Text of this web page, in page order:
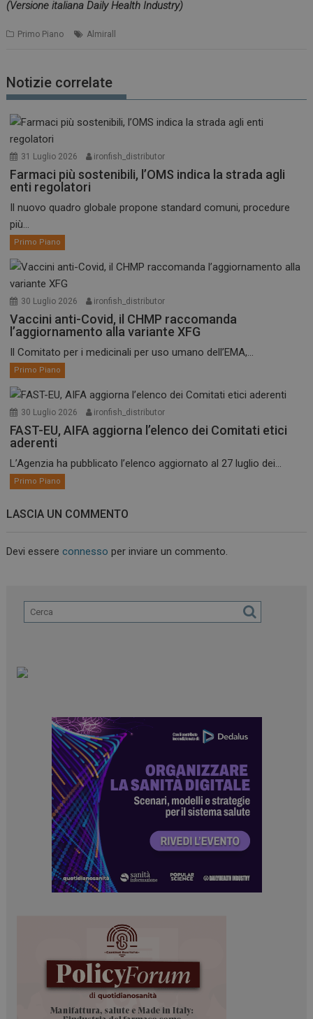
(Versione italiana Daily Health Industry)
Primo Piano Almirall
Notizie correlate
31 Luglio 2026 ironfish_distributor
Farmaci più sostenibili, l’OMS indica la strada agli
enti regolatori
Il nuovo quadro globale propone standard comuni, procedure
più...
Primo Piano
30 Luglio 2026 ironfish_distributor
Vaccini anti-Covid, il CHMP raccomanda
l’aggiornamento alla variante XFG
Il Comitato per i medicinali per uso umano dell’EMA,...
Primo Piano
30 Luglio 2026 ironfish_distributor
FAST-EU, AIFA aggiorna l’elenco dei Comitati etici
aderenti
L’Agenzia ha pubblicato l’elenco aggiornato al 27 luglio dei...
Primo Piano
LASCIA UN COMMENTO
Devi essereconnesso per inviare un commento.